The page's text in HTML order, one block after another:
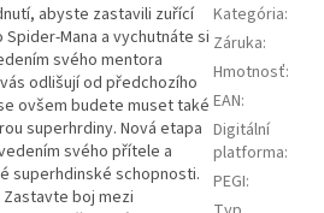
abyste zastavili zuřící
Mana a vychutnáte si
svého mentora
odlišují od předchozího
ovšem budete muset také
superhrdiny. Nová etapa
svého přítele a
superhdinské schopnosti.
boj mezi
Kategória:
Záruka:
Hmotnosť:
EAN:
Digitální
platforma:
PEGI: